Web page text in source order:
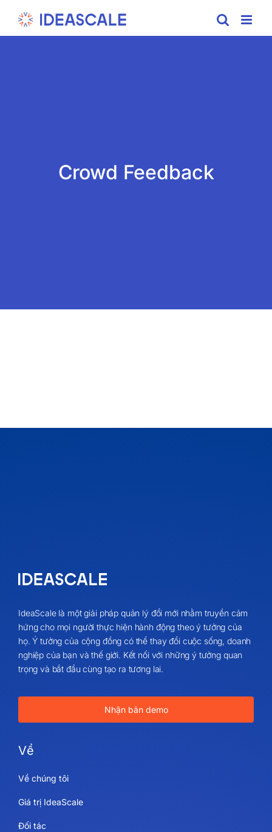
Crowd Feedback
IdeaScale là một giải pháp quản lý đổi mới nhằm truyền cảm
hứng cho mọi người thực hiện hành động theo ý tưởng của
họ. Ý tưởng của cộng đồng có thể thay đổi cuộc sống, doanh
nghiệp của bạn và thế giới. Kết nối với những ý tưởng quan
trọng và bắt đầu cùng tạo ra tương lai.
Nhận bản demo
Về
Về chúng tôi
Giá trị IdeaScale
Đối tác